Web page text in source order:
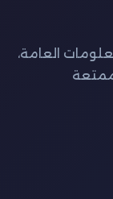
العامة،
ممتعة